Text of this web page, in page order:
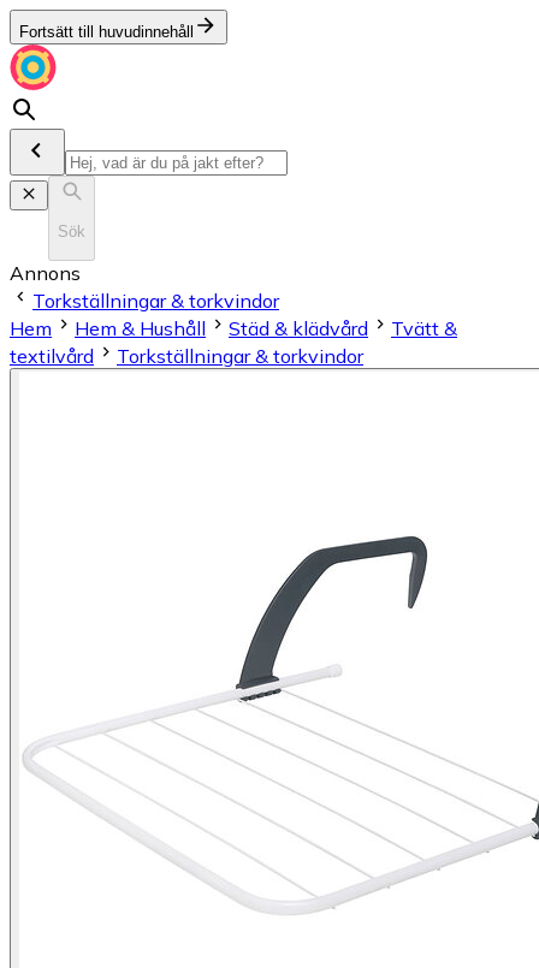
Fortsätt till huvudinnehåll
Sök
Annons
Torkställningar & torkvindor
Hem
Hem & Hushåll Städ & klädvård
Tvätt &
textilvård
Torkställningar & torkvindor